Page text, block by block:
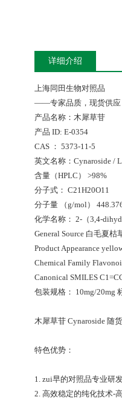
详细介绍
上海同田生物对照品
——专家品质，现货供应
产品名称：木犀草苷
产品 ID: E-0354
CAS ： 5373-11-5
英文名称：Cynaroside /
含量（HPLC） >98%
分子式： C21H20O11
分子量 （g/mol）
化学名称： 2-（3,4-
General Source 白毛夏枯
Product Appearance
Chemical Family
Canonical SMILES
包装规格： 10mg/20mg
木犀草苷 Cynaroside 随
特色优势：
1. zui早的对照品专业研
2. 高效稳定的纯化技术-